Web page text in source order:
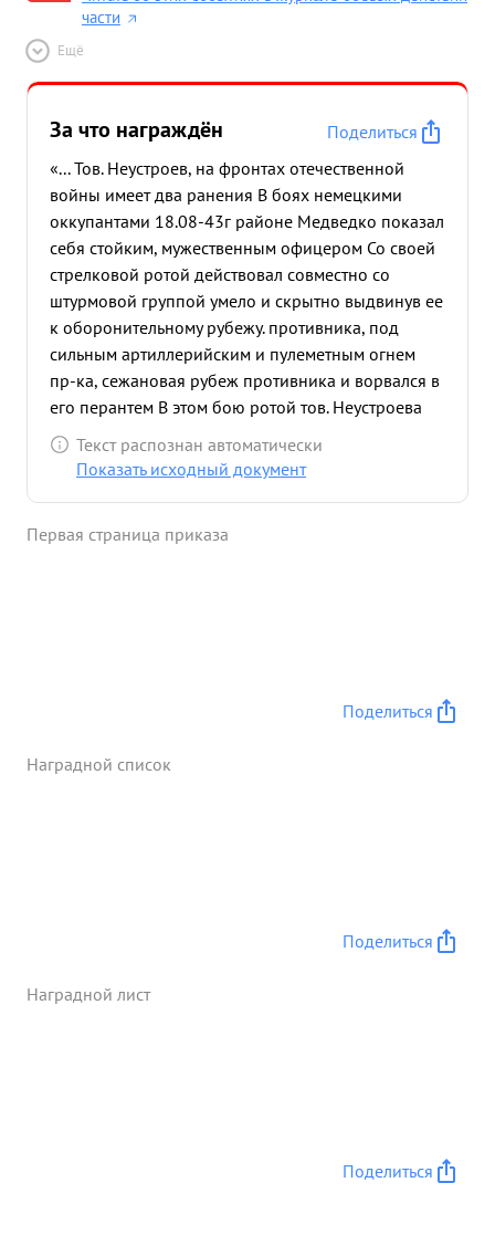
части
Ещё
За что награждён
Поделиться
«... Тов. Неустроев, на фронтах отечественной
войны имеет два ранения В боях немецкими
оккупантами 18.08-43г районе Медведко показал
себя стойким, мужественным офицером Со своей
стрелковой ротой действовал совместно со
штурмовой группой умело и скрытно выдвинув ее
к оборонительному рубежу. противника, под
сильным артиллерийским и пулеметным огнем
пр-ка, сежановая рубеж противника и ворвался в
его перантем В этом бою ротой тов. Неустроева
уничтожено и выведено из строя своим 80
немцев, Зогневые точки противника. Тов.
на сильныйогонь пр-ка ...»
Текст распознан автоматически
Показать исходный документ
Первая страница приказа
Поделиться
Наградной список
Поделиться
Наградной лист
Поделиться